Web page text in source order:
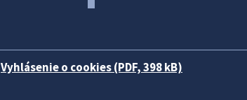
Vyhlásenie o cookies (PDF, 398 kB)